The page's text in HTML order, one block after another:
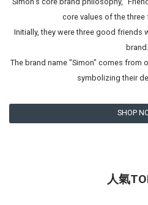
core values of the
Initially, they were three good friends
brand.
The brand name "Simon" comes from
symbolizing their
SHOP
人氣